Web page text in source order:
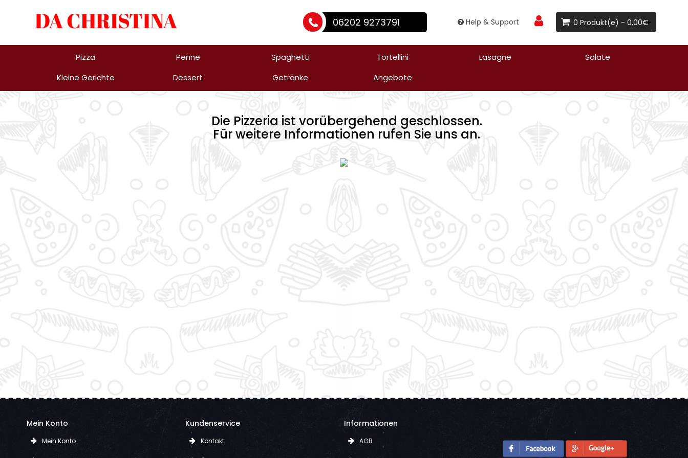
06202 9273791 Help & Support 0 Produkt(e) - 0,00€
Pizza Penne Spaghetti Tortellini Lasagne
Salate
Kleine Gerichte
Dessert Getränke Angebote
Die Pizzeria ist vorübergehend geschlossen.
Für weitere Informationen rufen Sie uns an.
Mein Konto
Mein Konto
Kundenservice
Kontakt
Informationen
AGB